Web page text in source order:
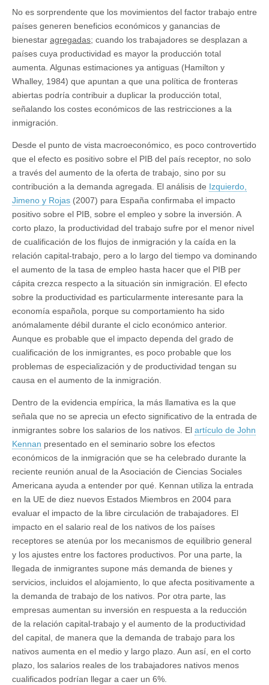
No es sorprendente que los movimientos del factor trabajo entre
países generen beneficios económicos y ganancias de
bienestar agregadas; cuando los trabajadores se desplazan a
países cuya productividad es mayor la producción total
aumenta. Algunas estimaciones ya antiguas (Hamilton y
Whalley, 1984) que apuntan a que una política de fronteras
abiertas podría contribuir a duplicar la producción total,
señalando los costes económicos de las restricciones a la
inmigración.
Desde el punto de vista macroeconómico, es poco controvertido
que el efecto es positivo sobre el PIB del país receptor, no solo
a través del aumento de la oferta de trabajo, sino por su
contribución a la demanda agregada. El análisis de Izquierdo,
Jimeno y Rojas (2007) para España confirmaba el impacto
positivo sobre el PIB, sobre el empleo y sobre la inversión. A
corto plazo, la productividad del trabajo sufre por el menor nivel
de cualificación de los flujos de inmigración y la caída en la
relación capital-trabajo, pero a lo largo del tiempo va dominando
el aumento de la tasa de empleo hasta hacer que el PIB per
cápita crezca respecto a la situación sin inmigración. El efecto
sobre la productividad es particularmente interesante para la
economía española, porque su comportamiento ha sido
anómalamente débil durante el ciclo económico anterior.
Aunque es probable que el impacto dependa del grado de
cualificación de los inmigrantes, es poco probable que los
problemas de especialización y de productividad tengan su
causa en el aumento de la inmigración.
Dentro de la evidencia empírica, la más llamativa es la que
señala que no se aprecia un efecto significativo de la entrada de
inmigrantes sobre los salarios de los nativos. El artículo de John
Kennan presentado en el seminario sobre los efectos
económicos de la inmigración que se ha celebrado durante la
reciente reunión anual de la Asociación de Ciencias Sociales
Americana ayuda a entender por qué. Kennan utiliza la entrada
en la UE de diez nuevos Estados Miembros en 2004 para
evaluar el impacto de la libre circulación de trabajadores. El
impacto en el salario real de los nativos de los países
receptores se atenúa por los mecanismos de equilibrio general
y los ajustes entre los factores productivos. Por una parte, la
llegada de inmigrantes supone más demanda de bienes y
servicios, incluidos el alojamiento, lo que afecta positivamente a
la demanda de trabajo de los nativos. Por otra parte, las
empresas aumentan su inversión en respuesta a la reducción
de la relación capital-trabajo y el aumento de la productividad
del capital, de manera que la demanda de trabajo para los
nativos aumenta en el medio y largo plazo. Aun así, en el corto
plazo, los salarios reales de los trabajadores nativos menos
cualificados podrían llegar a caer un 6%.